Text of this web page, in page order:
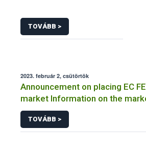
TOVÁBB >
2023. február 2, csütörtök
Announcement on placing EC
market Information on the
FERTILIZER and the application
TOVÁBB >